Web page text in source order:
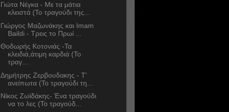
Γιώτα Νέγκα - Με τα μάτια
κλειστά (Το τραγούδι της...
Γιώργος Μαζωνάκης και Imam
Baildi - Τρεις το Πρωί ...
Θοδωρής Κοτονιάς -Τα
κλειδιά,άτιμη καρδιά (Το
τραγ...
Δημήτρης Ζερβουδακης - Τ'
ανείπωτα (Το τραγούδι τη...
Νίκος Ζωϊδάκης- Ένα τραγούδι
να το λες (Το τραγούδ...